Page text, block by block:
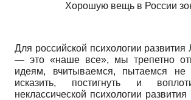
Хорошую вещь в России
Для российской психологии
— это «наше все», мы трепетно
идеям, вчитываемся, пытаемся не
исказить, постигнуть и
неклассической психологии